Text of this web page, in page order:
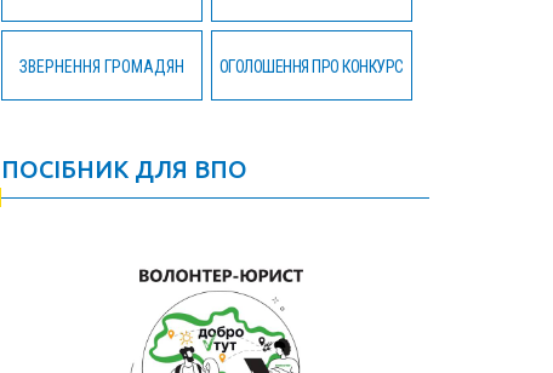
ЗВЕРНЕННЯ ГРОМАДЯН ОГОЛОШЕННЯ ПРО КОНКУРС
ПОСІБНИК ДЛЯ ВПО